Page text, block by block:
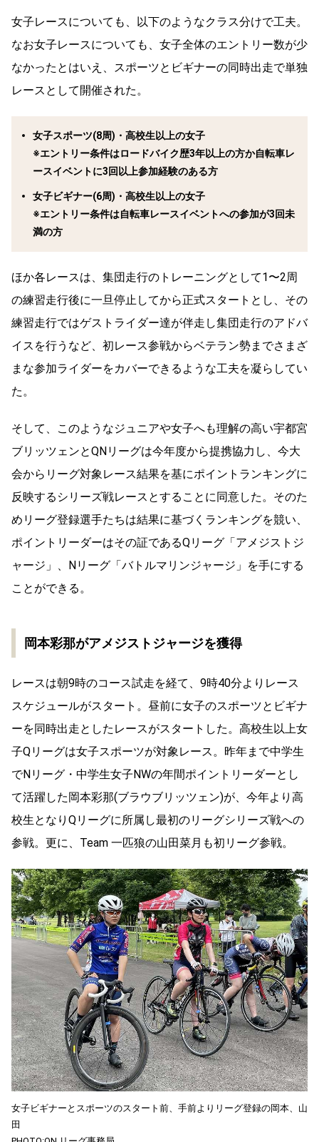
女子レースについても、以下のようなクラス分けで工夫。
なお女子レースについても、女子全体のエントリー数が少
なかったとはいえ、スポーツとビギナーの同時出走で単独
レースとして開催された。
女子スポーツ(8周)・高校生以上の女子
※エントリー条件はロードバイク歴3年以上の方か自転車レ
ースイベントに3回以上参加経験のある方
女子ビギナー(6周)・高校生以上の女子
※エントリー条件は自転車レースイベントへの参加が3回未
満の方
ほか各レースは、集団走行のトレーニングとして1〜2周
の練習走行後に一旦停止してから正式スタートとし、その
練習走行ではゲストライダー達が伴走し集団走行のアドバ
イスを行うなど、初レース参戦からベテラン勢までさまざ
まな参加ライダーをカバーできるような工夫を凝らしてい
た。
そして、このようなジュニアや女子へも理解の高い宇都宮
ブリッツェンとQNリーグは今年度から提携協力し、今大
会からリーグ対象レース結果を基にポイントランキングに
反映するシリーズ戦レースとすることに同意した。そのた
めリーグ登録選手たちは結果に基づくランキングを競い、
ポイントリーダーはその証であるQリーグ「アメジストジ
ャージ」、Nリーグ「バトルマリンジャージ」を手にする
ことができる。
岡本彩那がアメジストジャージを獲得
レースは朝9時のコース試走を経て、9時40分よりレース
スケジュールがスタート。昼前に女子のスポーツとビギナ
ーを同時出走としたレースがスタートした。高校生以上女
子Qリーグは女子スポーツが対象レース。昨年まで中学生
でNリーグ・中学生女子NWの年間ポイントリーダーとし
て活躍した岡本彩那(ブラウブリッツェン)が、今年より高
校生となりQリーグに所属し最初のリーグシリーズ戦への
参戦。更に、Team 一匹狼の山田菜月も初リーグ参戦。
女子ビギナーとスポーツのスタート前、手前よりリーグ登録の岡本、山
田